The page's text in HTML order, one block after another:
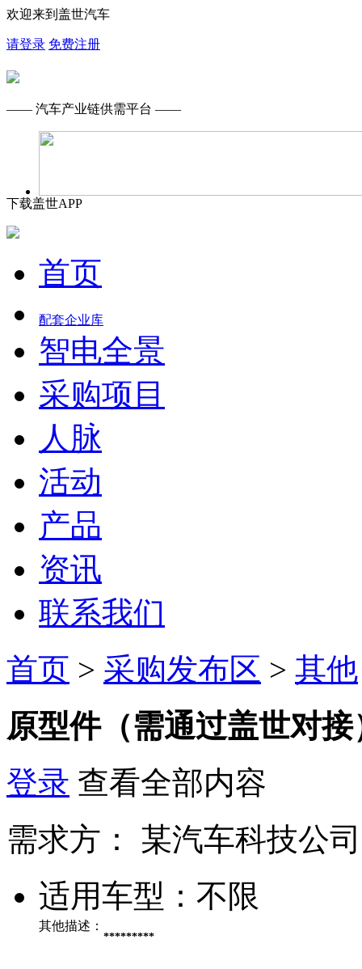
欢迎来到盖世汽车
请登录 免费注册
—— 汽车产业链供需平台 ——
下载盖世APP
首页
配套企业库
智电全景
采购项目
人脉
活动
产品
资讯
联系我们
首页 > 采购发布区 > 其他
原型件（需通过盖世对接
登录 查看全部内容
需求方：
某汽车科技公司
适用车型： 不限
其他描述：
*********